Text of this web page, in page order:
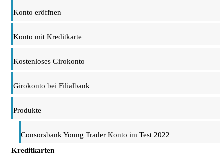
Konto eröffnen
Konto mit Kreditkarte
Kostenloses Girokonto
Girokonto bei Filialbank
Produkte
Consorsbank Young Trader Konto im Test 2022
Kreditkarten